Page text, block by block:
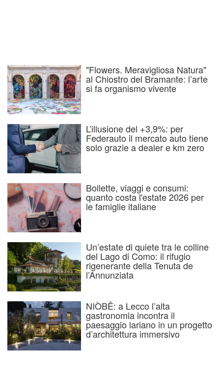
"Flowers. Meravigliosa Natura"
al Chiostro del Bramante: l’arte
si fa organismo vivente
L’illusione del +3,9%: per
Federauto il mercato auto tiene
solo grazie a dealer e km zero
Bollette, viaggi e consumi:
quanto costa l'estate 2026 per
le famiglie italiane
Un’estate di quiete tra le colline
del Lago di Como: il rifugio
rigenerante della Tenuta de
l’Annunziata
NIÒBĒ: a Lecco l’alta
gastronomia incontra il
paesaggio lariano in un progetto
d’architettura immersivo